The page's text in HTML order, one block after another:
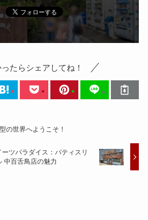
ったらシェアしてね！
の世界へようこそ！
ツパラダイス：パティスリ
中百舌鳥店の魅力